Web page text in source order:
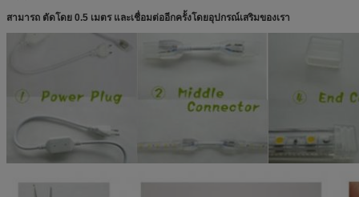
สามารถ ตัดโดย 0.5 เมตร และเชื่อมต่ออีกครั้งโดยอุปกรณ์เสริมของเรา